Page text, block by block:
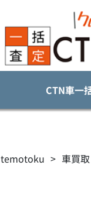
CTN車一
temotoku > 車買取